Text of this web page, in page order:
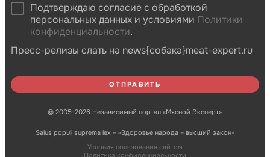
Подтверждаю согласие с обработкой
персональных данных и условиями Политики
конфиденциальности.
Пресс-релизы слать на news{собака}meat-expert.ru
© 2005-2026 Независимый портал «Мясной Эксперт»
Salus populi suprema lex – «Здоровье народа – высший закон»
Условия пользования сайтом
Политика конфиденциальности